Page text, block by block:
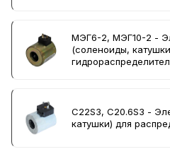
МЭГ6-2, МЭГ10-2 -
(соленоиды,
C22S3, C20.6S3 -
катушки) для